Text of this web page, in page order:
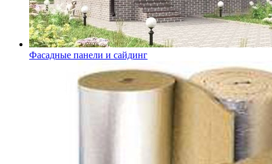
Фасадные панели и сайдинг